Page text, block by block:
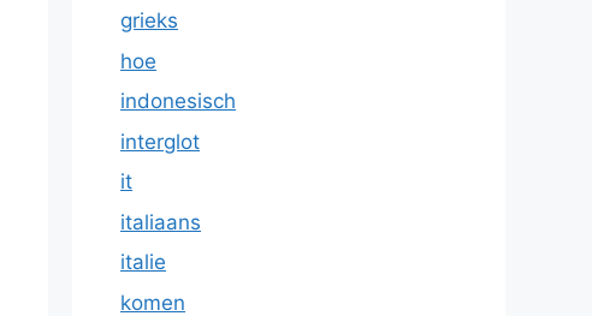
grieks
hoe
indonesisch
interglot
it
italiaans
italie
komen